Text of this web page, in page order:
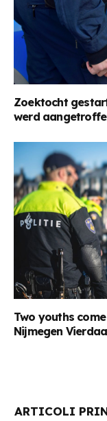
Zoektocht
werd
Two youths
Nijmegen
ARTICOLI